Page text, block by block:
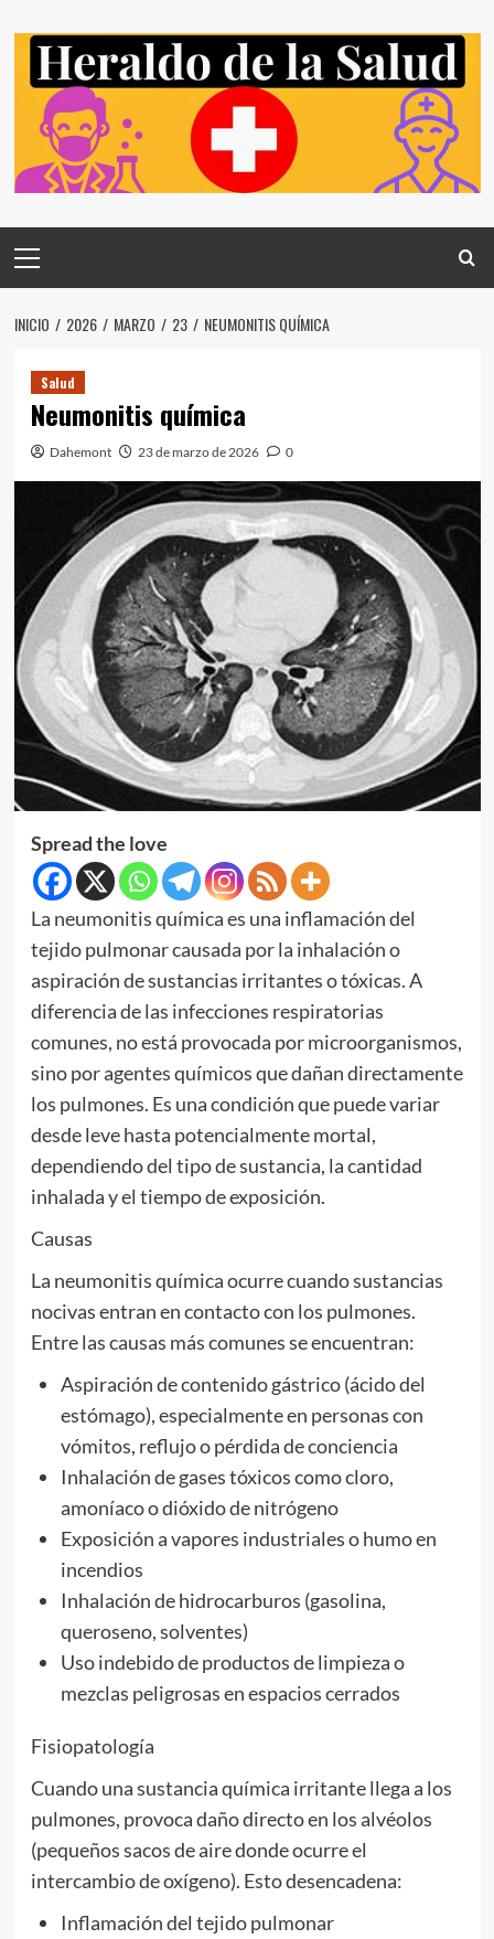
contenido
principal
INICIO 2026 MARZO 23 NEUMONITIS QUÍMICA
Salud
Neumonitis química
Dahemont 23 de marzo de 2026 0
Spread the love
La neumonitis química es una inflamación del
tejido pulmonar causada por la inhalación o
aspiración de sustancias irritantes o tóxicas. A
diferencia de las infecciones respiratorias
comunes, no está provocada por microorganismos,
sino por agentes químicos que dañan directamente
los pulmones. Es una condición que puede variar
desde leve hasta potencialmente mortal,
dependiendo del tipo de sustancia, la cantidad
inhalada y el tiempo de exposición.
Causas
La neumonitis química ocurre cuando sustancias
nocivas entran en contacto con los pulmones.
Entre las causas más comunes se encuentran:
Aspiración de contenido gástrico (ácido del
estómago), especialmente en personas con
vómitos, reflujo o pérdida de conciencia
Inhalación de gases tóxicos como cloro,
amoníaco o dióxido de nitrógeno
Exposición a vapores industriales o humo en
incendios
Inhalación de hidrocarburos (gasolina,
queroseno, solventes)
Uso indebido de productos de limpieza o
mezclas peligrosas en espacios cerrados
Fisiopatología
Cuando una sustancia química irritante llega a los
pulmones, provoca daño directo en los alvéolos
(pequeños sacos de aire donde ocurre el
intercambio de oxígeno). Esto desencadena:
Inflamación del tejido pulmonar